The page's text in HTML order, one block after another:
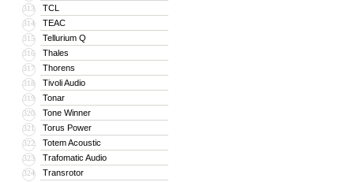
313 TCL
314 TEAC
315 Tellurium Q
316 Thales
317 Thorens
318 Tivoli Audio
319 Tonar
320 Tone Winner
321 Torus Power
322 Totem Acoustic
323 Trafomatic Audio
324 Transrotor